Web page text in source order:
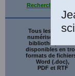
Recherche
Tous les
numérisés de cette
bibliothèque sont
disponibles en
formats de
Word (.doc),
PDF et RTF